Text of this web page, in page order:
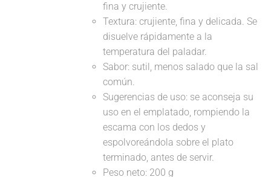
fina y crujiente.
Textura: crujiente, fina y delicada. Se
disuelve rápidamente a la
temperatura del paladar.
Sabor: sutil, menos salado que la sal
común.
Sugerencias de uso: se aconseja su
uso en el emplatado, rompiendo la
escama con los dedos y
espolvoreándola sobre el plato
terminado, antes de servir.
Peso neto: 200 g